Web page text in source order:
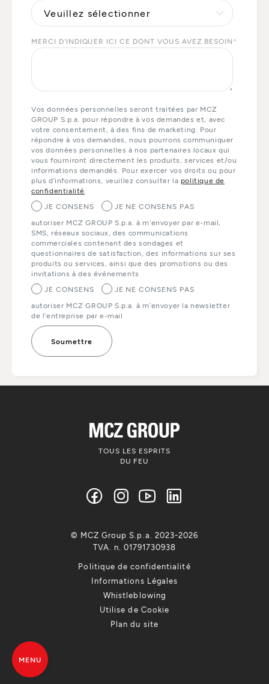
MERCI D'INDIQUER ICI CE DONT VOUS AVEZ BESOIN *
Vos données personnelles seront traitées par MCZ
GROUP S.p.a. pour répondre à vos demandes et, avec
votre consentement, à des fins de marketing. Pour
répondre à vos demandes, nous pourrons communiquer
vos données personnelles à nos partenaires locaux qui
vous fourniront directement les produits, services et/ou
informations demandés. Pour exercer vos droits ou pour
plus d’informations, veuillez consulter la politique de
confidentialité
JE CONSENS
JE NE CONSENS PAS
autoriser MCZ GROUP S.p.a. à m’envoyer par e-mail,
SMS, réseaux sociaux, des communications
commerciales contenant des sondages et
questionnaires de satisfaction, des informations sur ses
produits ou services, ainsi que des promotions ou des
invitations à des événements
JE CONSENS
JE NE CONSENS PAS
autoriser MCZ GROUP S.p.a. à m’envoyer la newsletter
de l’entreprise par e-mail
TOUS LES ESPRITS
DU FEU
Politique de confidentialité
Informations Légales
Whistleblowing
Utilise de Cookie
Plan du site
© MCZ Group S.p.a. 2023-2026
TVA. n. 01791730938
MENU